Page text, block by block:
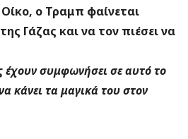
ο Τραμπ φαίνεται
Γάζας και να τον πιέσει να
έχουν συμφωνήσει σε αυτό το
κάνει τα μαγικά του στον